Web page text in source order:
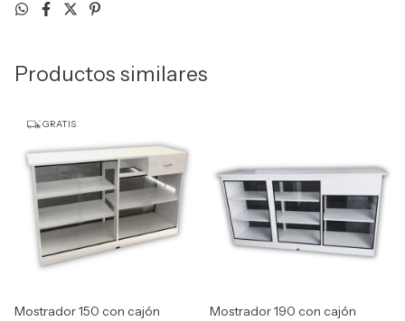
Productos similares
GRATIS
Mostrador 150 con cajón Mostrador 190 con cajón